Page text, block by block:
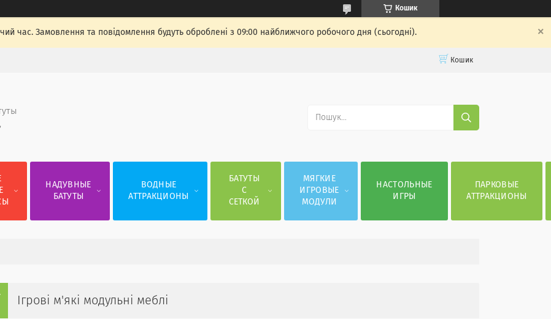
Кошик
час. Замовлення та повідомлення будуть оброблені з 09:00 найближчого робочого дня (сьогодні).
Кошик
НАДУВНЫЕ
БАТУТЫ
ВОДНЫЕ
АТТРАКЦИОНЫ
БАТУТЫ
С
СЕТКОЙ
МЯГКИЕ
ИГРОВЫЕ
МОДУЛИ
НАСТОЛЬНЫЕ
ИГРЫ
ПАРКОВЫЕ
АТТРАКЦИОНЫ
Ігрові м'які модульні меблі